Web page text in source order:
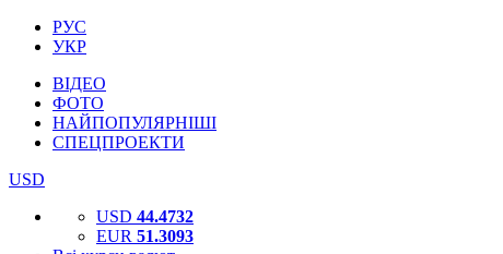
РУС
УКР
ВІДЕО
ФОТО
НАЙПОПУЛЯРНІШІ
СПЕЦПРОЕКТИ
USD
USD 44.4732
EUR 51.3093